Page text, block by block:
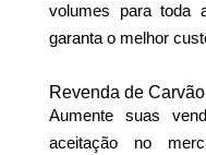
volumes para toda
garanta o melhor
Revenda de Carvão
Aumente suas
aceitação no